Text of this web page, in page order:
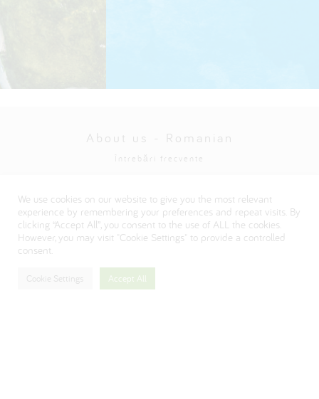
About us - Romanian
Întrebări frecvente
Visit our Danone corporate website
We use cookies on our website to give you the most relevant
experience by remembering your preferences and repeat visits. By
clicking “Accept All”, you consent to the use of ALL the cookies.
However, you may visit "Cookie Settings" to provide a controlled
consent.
Cookie Settings Accept All